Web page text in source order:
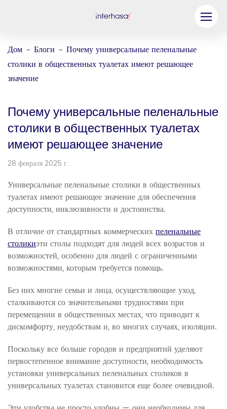
Дом - Блоги - Почему универсальные пеленальные
столики в общественных туалетах имеют решающее
значение
Почему универсальные пеленальные
столики в общественных туалетах
имеют решающее значение
28 февраля 2025 г.
Универсальные пеленальные столики в общественных
туалетах имеют решающее значение для обеспечения
доступности, инклюзивности и достоинства.
В отличие от стандартных коммерческихпеленальные
столикиэти столы подходят для людей всех возрастов и
возможностей, особенно для людей с ограниченными
возможностями, которым требуется помощь.
Без них многие семьи и лица, осуществляющие уход,
сталкиваются со значительными трудностями при
перемещении в общественных местах, что приводит к
дискомфорту, неудобствам и, во многих случаях, изоляции.
Поскольку все больше городов и предприятий уделяют
первостепенное внимание доступности, необходимость
установки универсальных пеленальных столиков в
универсальных туалетах становится еще более очевидной.
Продукт
Компания
Решение
Ресурсы
Связаться с нами